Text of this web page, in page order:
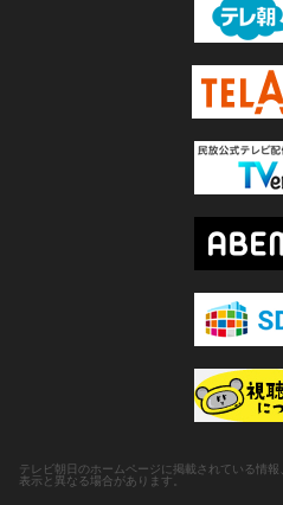
テレビ朝日のホームページに掲載されている情
表示と異なる場合があります。